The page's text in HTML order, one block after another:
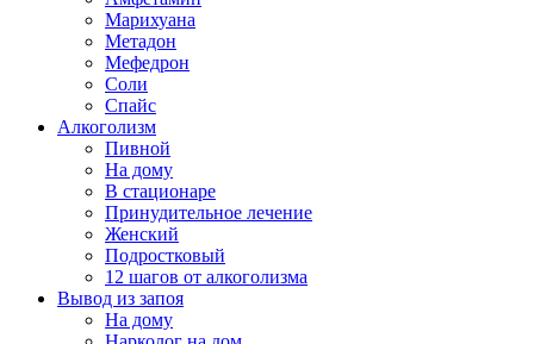
Марихуана
Метадон
Мефедрон
Соли
Спайс
Алкоголизм
Пивной
На дому
В стационаре
Принудительное лечение
Женский
Подростковый
12 шагов от алкоголизма
Вывод из запоя
На дому